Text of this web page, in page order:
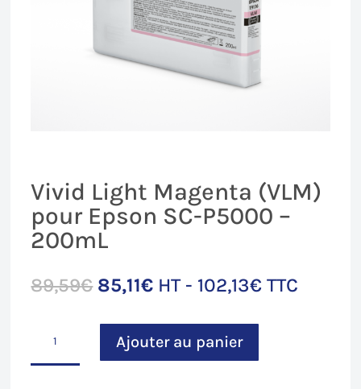
Vivid Light Magenta (VLM)
pour Epson SC-P5000 –
200mL
89,59€ Le
prix
initial
était :
89,59€.
85,11€Le
actuel
est :
85,11€.
HT - 102,13€ TTC
Vivid
Ajouter au panier